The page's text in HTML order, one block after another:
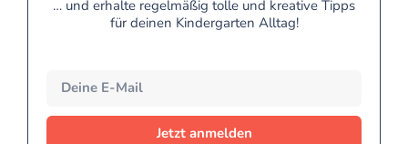
… und erhalte regelmäßig tolle und kreative Tipps
für deinen Kindergarten Alltag!
Jetzt anmelden